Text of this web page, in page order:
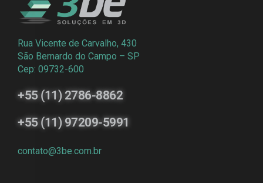
Rua Vicente de Carvalho, 430
São Bernardo do Campo – SP
Cep: 09732-600
+55 (11) 2786-8862
+55 (11) 97209-5991
contato@3be.com.br